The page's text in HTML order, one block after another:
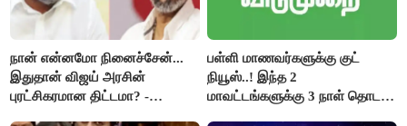
நான் என்னமோ நினைச்சேன்...
இதுதான் விஜய் அரசின்
புரட்சிகரமான திட்டமா? -
பள்ளி மாணவர்களுக்கு குட்
நியூஸ்..! இந்த 2
மாவட்டங்களுக்கு 3 நாள் தொடர்